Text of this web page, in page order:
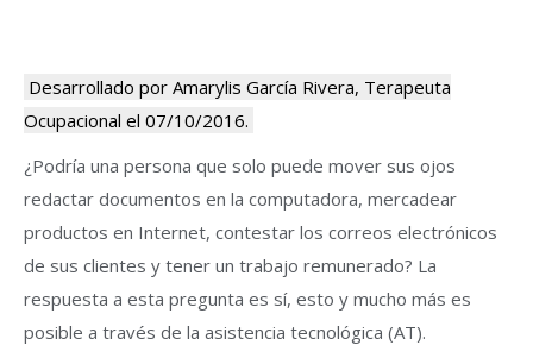
Desarrollado por Amarylis García Rivera, Terapeuta
Ocupacional el 07/10/2016.
¿Podría una persona que solo puede mover sus ojos
redactar documentos en la computadora, mercadear
productos en Internet, contestar los correos electrónicos
de sus clientes y tener un trabajo remunerado? La
respuesta a esta pregunta es sí, esto y mucho más es
posible a través de la asistencia tecnológica (AT).